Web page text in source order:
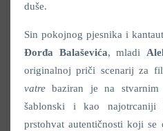
duše.
Sin pokojnog pjesnika i
Đorđa Balaševića, mladi
originalnoj priči scenarij za
vatrebaziran je na
šablonski i kao najotrcaniji
prstohvat autentičnosti koji